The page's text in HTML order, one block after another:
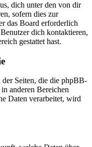
dich unter den von dir
sofern dies zur
das Board erforderlich
dich kontaktieren,
gestattet hast.
Seiten, die die phpBB-
anderen Bereichen
Daten verarbeitet, wird